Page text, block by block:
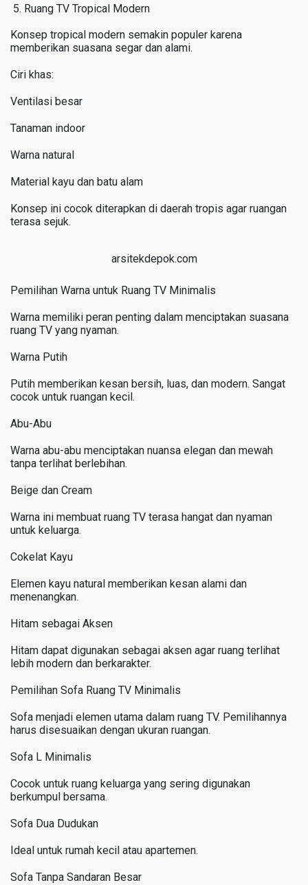
Ruang TV Tropical Modern
Konsep tropical modern semakin populer karena
memberikan suasana segar dan alami.
Ciri khas:
Ventilasi besar
Tanaman indoor
Warna natural
Material kayu dan batu alam
Konsep ini cocok diterapkan di daerah tropis agar ruangan
terasa sejuk.
arsitekdepok.com
Pemilihan Warna untuk Ruang TV Minimalis
Warna memiliki peran penting dalam menciptakan suasana
ruang TV yang nyaman.
Warna Putih
Putih memberikan kesan bersih, luas, dan modern. Sangat
cocok untuk ruangan kecil.
Abu-Abu
Warna abu-abu menciptakan nuansa elegan dan mewah
tanpa terlihat berlebihan.
Beige dan Cream
Warna ini membuat ruang TV terasa hangat dan nyaman
untuk keluarga.
Cokelat Kayu
Elemen kayu natural memberikan kesan alami dan
menenangkan.
Hitam sebagai Aksen
Hitam dapat digunakan sebagai aksen agar ruang terlihat
lebih modern dan berkarakter.
Pemilihan Sofa Ruang TV Minimalis
Sofa menjadi elemen utama dalam ruang TV. Pemilihannya
harus disesuaikan dengan ukuran ruangan.
Sofa L Minimalis
Cocok untuk ruang keluarga yang sering digunakan
berkumpul bersama.
Sofa Dua Dudukan
Ideal untuk rumah kecil atau apartemen.
Sofa Tanpa Sandaran Besar